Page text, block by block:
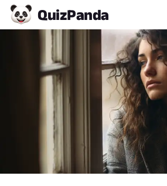
QuizPanda